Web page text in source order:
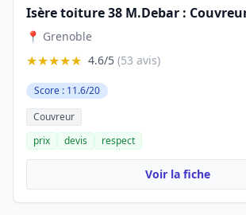
📍 Grenoble
★★★★★ 4.6/5 (53 avis)
Score : 11.6/20
Couvreur
prix
devis respect
Voir la fiche